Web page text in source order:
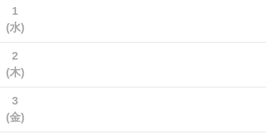
1
(水)
2
(木)
3
(金)